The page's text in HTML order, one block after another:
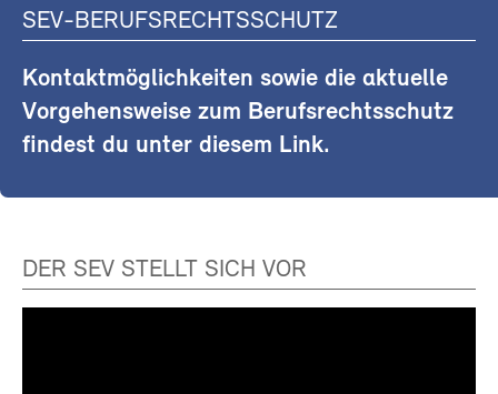
SEV-BERUFSRECHTSSCHUTZ
Kontaktmöglichkeiten sowie die aktuelle
Vorgehensweise zum Berufsrechtsschutz
findest du unter diesem Link.
DER SEV STELLT SICH VOR